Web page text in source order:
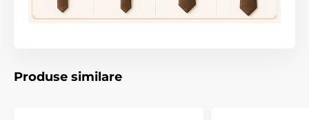
Produse similare